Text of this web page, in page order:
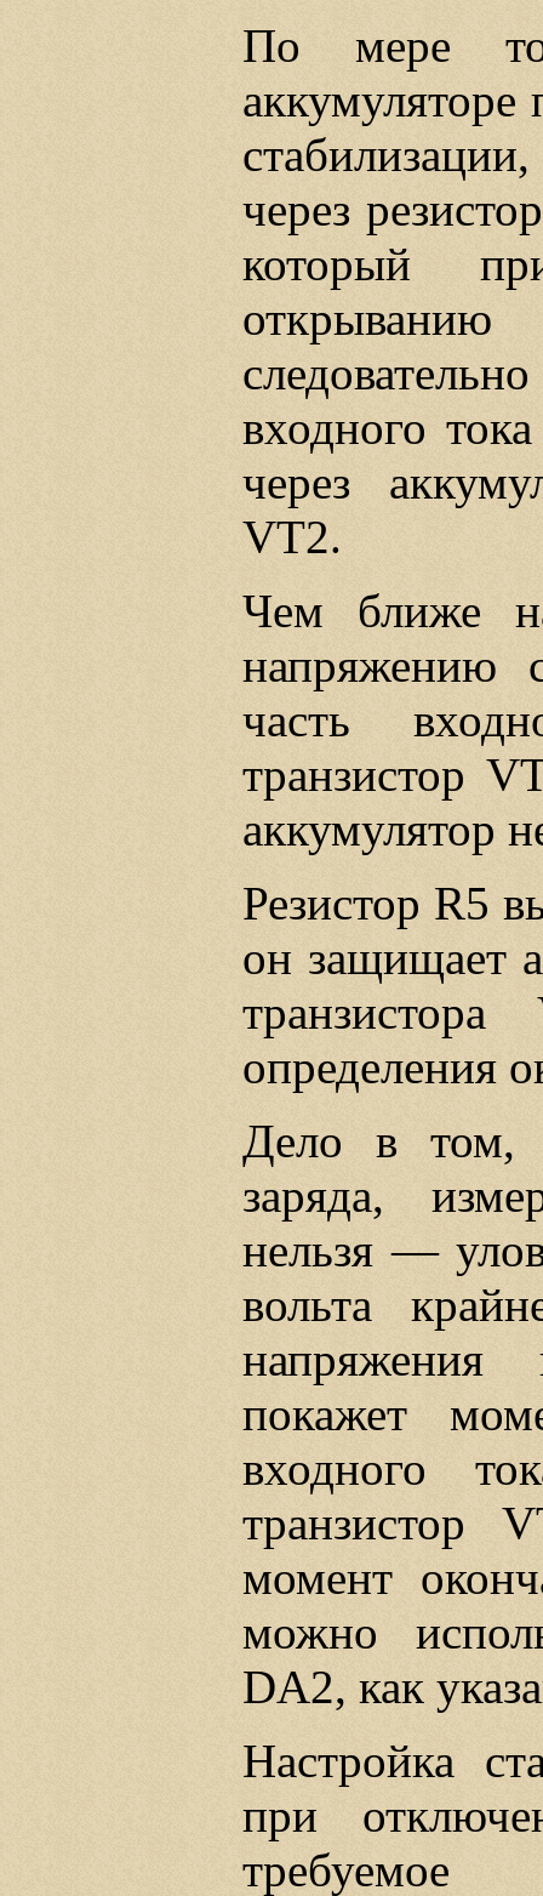
По мере
через
который
входного
через
VT2.
Чем ближе
напряжению
часть
транзистор
аккумулятор
Резистор R5
он защищает
определения
Дело в том,
заряда,
нельзя —
вольта
покажет
входного
транзистор
момент
можно
DA2, как
Настройка
при
требуемое